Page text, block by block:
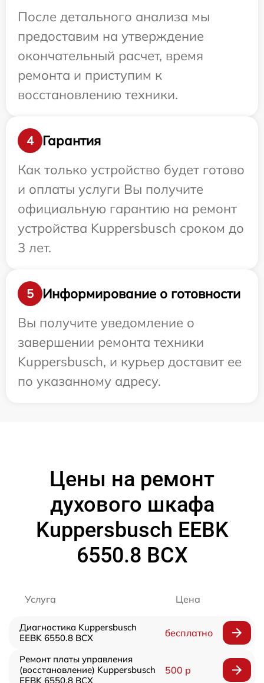
После детального анализа мы
предоставим на утверждение
окончательный расчет, время
ремонта и приступим к
восстановлению техники.
4
Гарантия
Как только устройство будет готово
и оплаты услуги Вы получите
официальную гарантию на ремонт
устройства Kuppersbusch сроком до
3 лет.
5
Информирование о готовности
Вы получите уведомление о
завершении ремонта техники
Kuppersbusch, и курьер доставит ее
по указанному адресу.
Цены на ремонт
духового шкафа
Kuppersbusch EEBK
6550.8 BCX
Услуга Цена
Диагностика Kuppersbusch
EEBK 6550.8 BCX
бесплатно
Ремонт платы управления
(восстановление) Kuppersbusch
EEBK 6550.8 BCX
500 р